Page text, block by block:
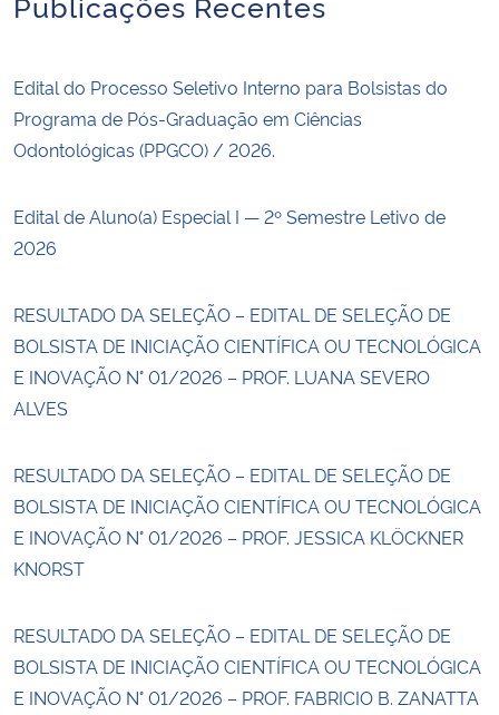
Edital do Processo Seletivo Interno para Bolsistas do
Programa de Pós-Graduação em Ciências
Odontológicas (PPGCO) / 2026.
Edital de Aluno(a) Especial I — 2º Semestre Letivo de
2026
RESULTADO DA SELEÇÃO – EDITAL DE SELEÇÃO DE
BOLSISTA DE INICIAÇÃO CIENTÍFICA OU TECNOLÓGICA
E INOVAÇÃO N° 01/2026 – PROF. LUANA SEVERO
ALVES
RESULTADO DA SELEÇÃO – EDITAL DE SELEÇÃO DE
BOLSISTA DE INICIAÇÃO CIENTÍFICA OU TECNOLÓGICA
E INOVAÇÃO N° 01/2026 – PROF. JESSICA KLÖCKNER
KNORST
RESULTADO DA SELEÇÃO – EDITAL DE SELEÇÃO DE
BOLSISTA DE INICIAÇÃO CIENTÍFICA OU TECNOLÓGICA
E INOVAÇÃO N° 01/2026 – PROF. FABRICIO B. ZANATTA